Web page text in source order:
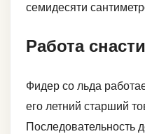
семидесяти
Работа снасти
Фидер со льда
его летний старший
Последовательность